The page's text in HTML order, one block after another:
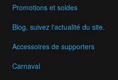
Promotions et soldes
Blog, suivez l'actualité du site.
Accessoires de supporters
Carnaval